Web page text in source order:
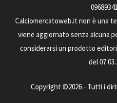
Calciomercatoweb.it non è una
viene aggiornato senza alcuna
considerarsi un prodotto
del
Copyright ©2026 - Tutti i